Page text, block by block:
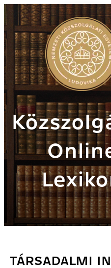
TÁRSADALMI